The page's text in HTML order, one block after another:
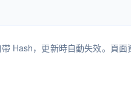
Hash，更新時自動失效。頁面